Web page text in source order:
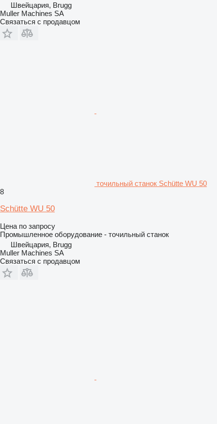
Швейцария, Brugg
Muller Machines SA
Связаться с продавцом
точильный станок Schütte WU 50
8
Schütte WU 50
Цена по запросу
Промышленное оборудование - точильный станок
Швейцария, Brugg
Muller Machines SA
Связаться с продавцом